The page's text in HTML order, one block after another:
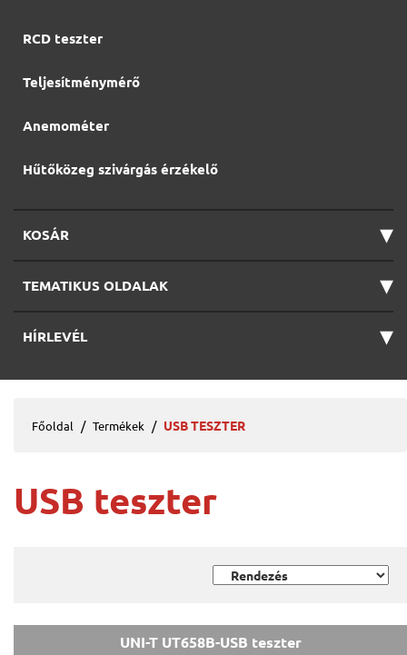
RCD teszter
Teljesítménymérő
Anemométer
Hűtőközeg szivárgás érzékelő
KOSÁR ▾
TEMATIKUS OLDALAK ▾
HÍRLEVÉL ▾
Főoldal Termékek USB TESZTER
USB teszter
UNI-T UT658B-USB teszter